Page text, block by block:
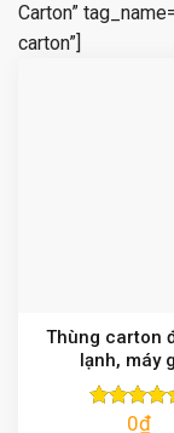
Carton”
carton”]
Thùng carton
lạnh, máy
Được xếp
0₫